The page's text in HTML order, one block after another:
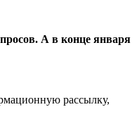
А в конце января
рассылку,